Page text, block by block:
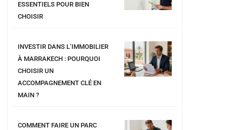
ESSENTIELS POUR BIEN
CHOISIR
INVESTIR DANS L’IMMOBILIER
À MARRAKECH : POURQUOI
CHOISIR UN
ACCOMPAGNEMENT CLÉ EN
MAIN ?
COMMENT FAIRE UN PARC